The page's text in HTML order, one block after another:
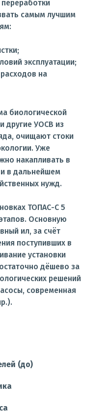
самым лучшим
эксплуатации;
на
биологической
другие УОСВ из
очищают стоки
Уже
накапливать в
в дальнейшем
нужд.
ТОПАС-С 5
Основную
ил, за счёт
поступивших в
установки
дёшево за
решений
современная
(до)